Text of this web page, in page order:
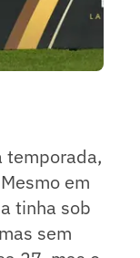
temporada,
em
tinha sob
sem